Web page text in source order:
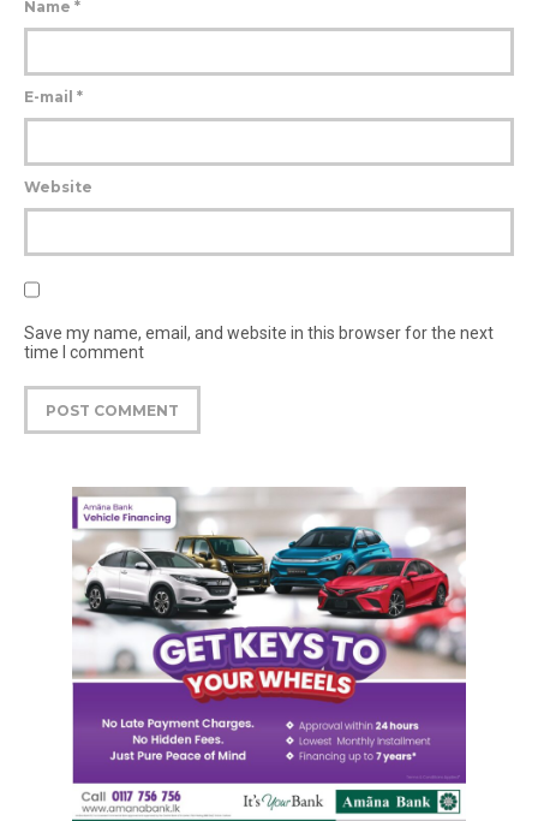
Name *
E-mail *
Website
Save my name, email, and website in this browser for the next
time I comment